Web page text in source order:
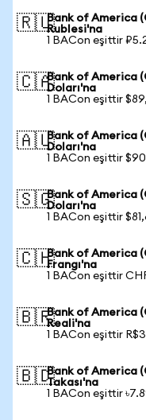
🇷🇺Bank of America
Rublesi'na
1 BACon eşittir
🇨🇦Bank of America
Doları'na
1 BACon eşittir
🇦🇺Bank of America
Doları'na
1 BACon eşittir
🇸🇬Bank of America
Doları'na
1 BACon eşittir
🇨🇭Bank of America
Frangı'na
1 BACon eşittir
🇧🇷Bank of America
Reali'na
1 BACon eşittir
🇧🇩Bank of America
Takası'na
1 BACon eşittir